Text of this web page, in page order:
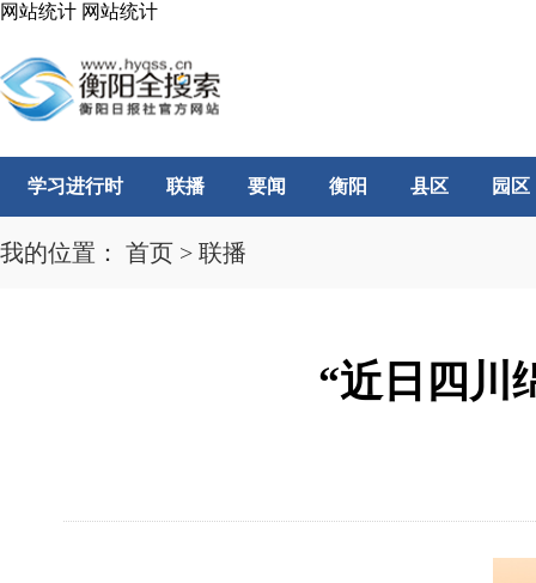
网站统计 网站统计
学习进行时 联播 要闻 衡阳 县区 园区
我的位置： 首页 > 联播
“近日四川